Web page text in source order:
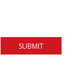
SUBMIT